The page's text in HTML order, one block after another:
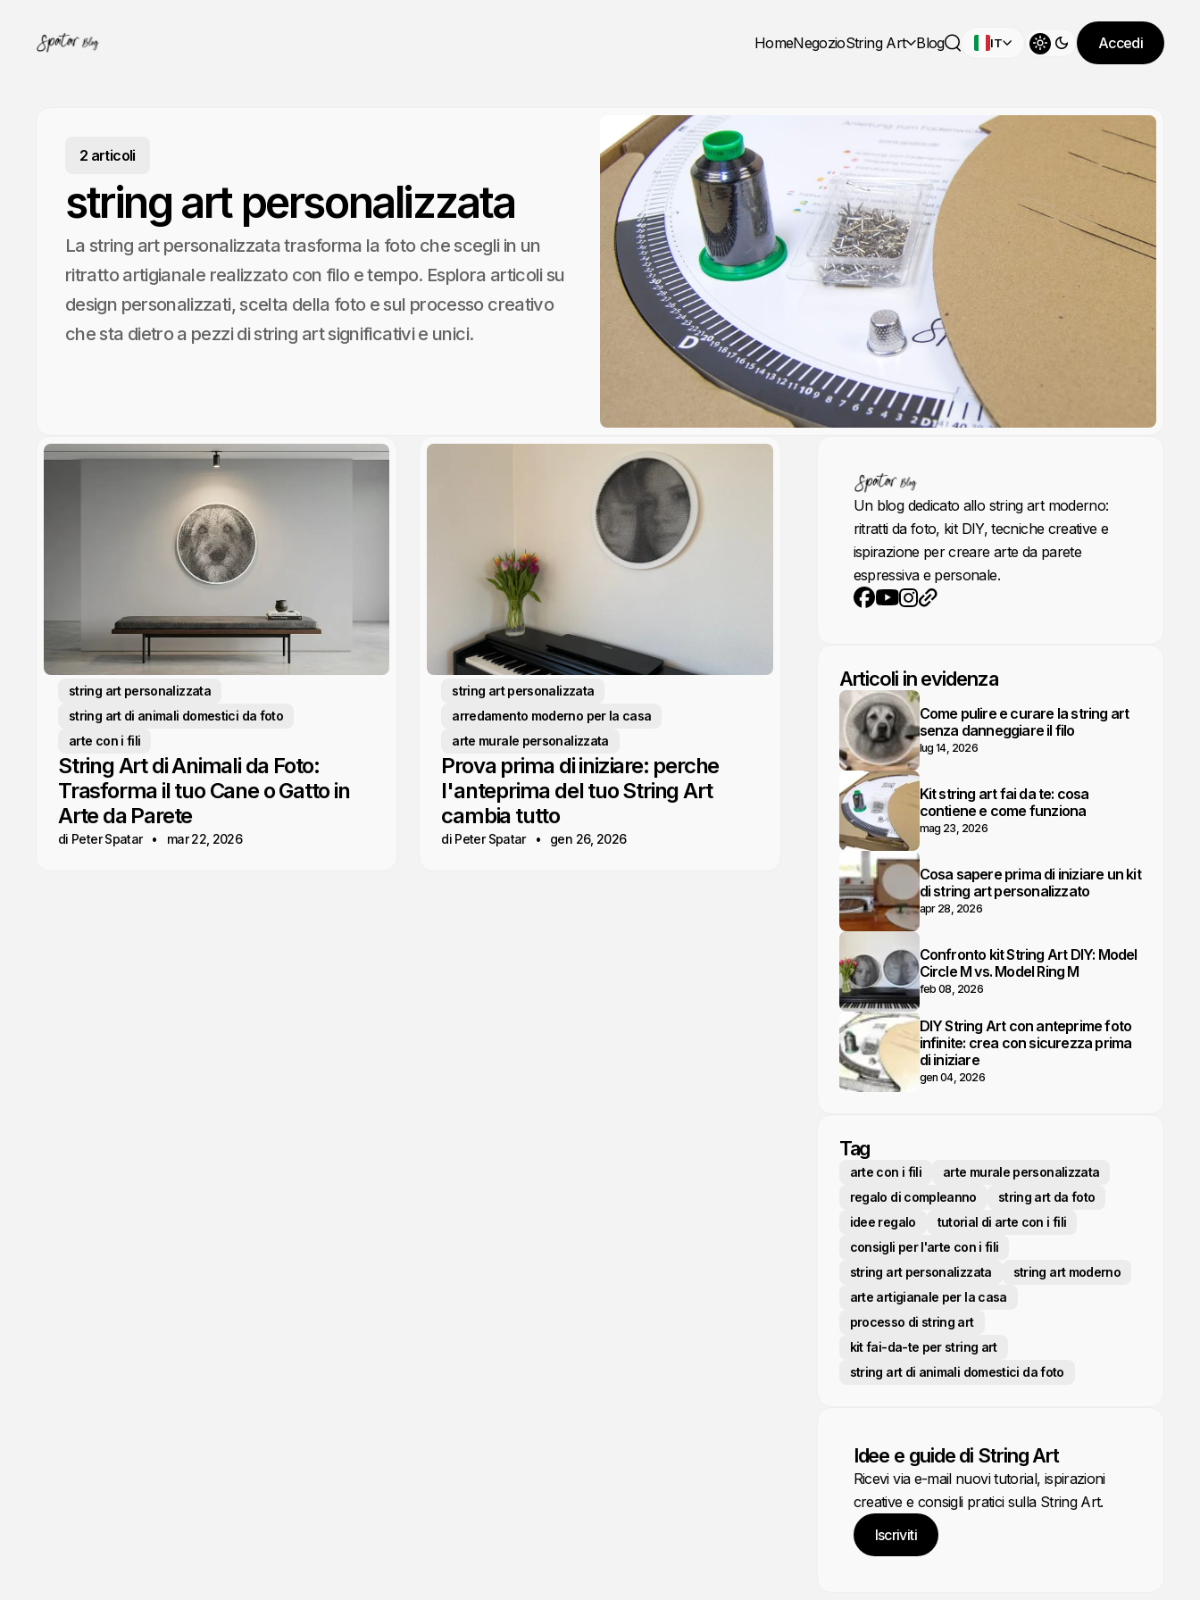
HomeNegozioString Art
Blog
IT
Cambia tema
Accedi
2 articoli
string art personalizzata
La string art personalizzata trasforma la foto che scegli in un
ritratto artigianale realizzato con filo e tempo. Esplora articoli su
design personalizzati, scelta della foto e sul processo creativo
che sta dietro a pezzi di string art significativi e unici.
string art personalizzata
string art di animali domestici da foto
arte con i fili
String Art di Animali da Foto:
Trasforma il tuo Cane o Gatto in
Arte da Parete
di Peter Spatar mar 22, 2026
string art personalizzata
arredamento moderno per la casa
arte murale personalizzata
Prova prima di iniziare: perche
l'anteprima del tuo String Art
cambia tutto
di Peter Spatar gen 26, 2026
Un blog dedicato allo string art moderno:
ritratti da foto, kit DIY, tecniche creative e
ispirazione per creare arte da parete
espressiva e personale.
Articoli in evidenza
Come pulire e curare la string art
senza danneggiare il filo
lug 14, 2026
Kit string art fai da te: cosa
contiene e come funziona
mag 23, 2026
Cosa sapere prima di iniziare un kit
di string art personalizzato
apr 28, 2026
Confronto kit String Art DIY: Model
Circle M vs. Model Ring M
feb 08, 2026
DIY String Art con anteprime foto
infinite: crea con sicurezza prima
di iniziare
gen 04, 2026
Tag
arte con i fili
arte murale personalizzata
regalo di compleanno
string art da foto
idee regalo
tutorial di arte con i fili
consigli per l'arte con i fili
string art personalizzata
string art moderno
arte artigianale per la casa
processo di string art
kit fai-da-te per string art
string art di animali domestici da foto
Idee e guide di String Art
Ricevi via e-mail nuovi tutorial, ispirazioni
creative e consigli pratici sulla String Art.
Iscriviti